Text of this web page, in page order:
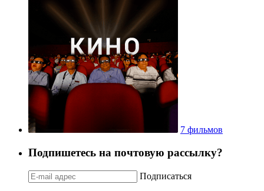
7 фильмов
Подпишетесь на почтовую рассылку?
Подписаться